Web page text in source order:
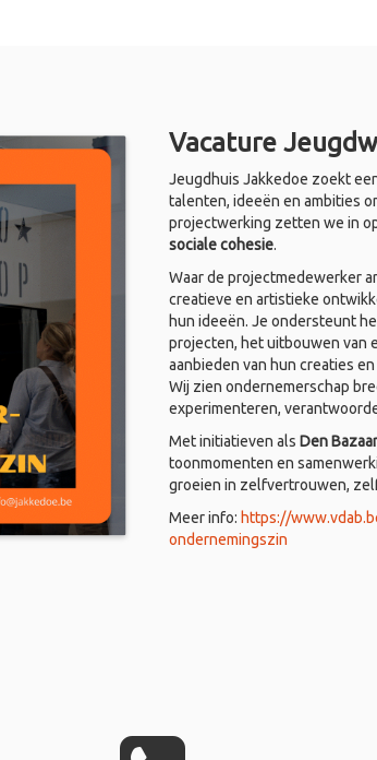
Vacature
Jeugdhuis Jakkedoe zoekt
talenten, ideeën en ambities
projectwerking zetten we in
sociale cohesie.
Waar de projectmedewerker
creatieve en artistieke
hun ideeën. Je ondersteunt
projecten, het uitbouwen van
aanbieden van hun creaties
Wij zien ondernemerschap
experimenteren,
Met initiatieven als Den Bazaar
toonmomenten en
groeien in zelfvertrouwen,
Meer info: https://
ondernemingszin